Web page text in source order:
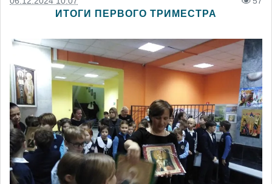
ИТОГИ ПЕРВОГО ТРИМЕСТРА